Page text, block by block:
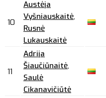
10
Austėja
Vyšniauskaitė,
Rusnė
Lukauskaitė
11
Adrija
Šiaučiūnaitė,
Saulė
Cikanavičiūtė